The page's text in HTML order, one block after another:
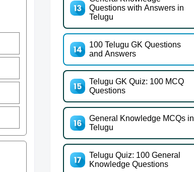
Questions with Answers in
Telugu
100 Telugu GK Questions
and Answers
Telugu GK Quiz: 100 MCQ
Questions
General Knowledge MCQs in
Telugu
Telugu Quiz: 100 General
Knowledge Questions